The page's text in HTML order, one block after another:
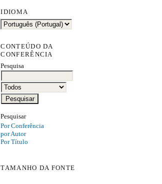
IDIOMA
CONTEÚDO DA
CONFERÊNCIA
Pesquisa
Pesquisar
Por Conferência
por Autor
Por Título
TAMANHO DA FONTE